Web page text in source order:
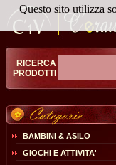
RICERCA
PRODOTTI
BAMBINI & ASILO
GIOCHI E ATTIVITA'
Questo sito utilizza